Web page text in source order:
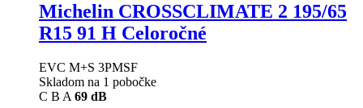
Michelin CROSSCLIMATE 2 195/65
R15 91 H Celoročné
EVC M+S 3PMSF
Skladom na 1 pobočke
C B A 69 dB